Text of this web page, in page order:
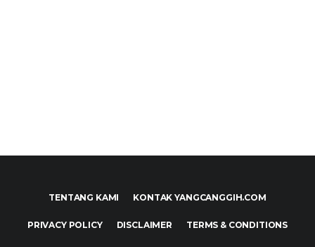
TENTANG KAMI KONTAK YANGCANGGIH.COM
PRIVACY POLICY DISCLAIMER TERMS & CONDITIONS